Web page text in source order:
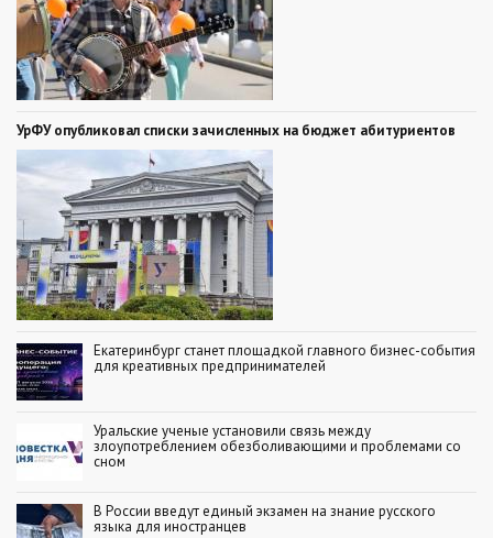
УрФУ опубликовал списки зачисленных на бюджет абитуриентов
Екатеринбург станет площадкой главного бизнес-события
для креативных предпринимателей
Уральские ученые установили связь между
злоупотреблением обезболивающими и проблемами со
сном
В России введут единый экзамен на знание русского
языка для иностранцев